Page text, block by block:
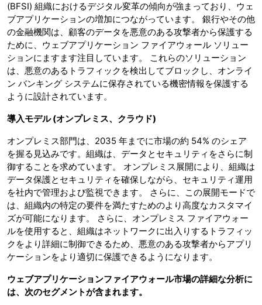
(BFSI) 組織におけるデジタル変革の傾向が強まっており、ウェ
ブアプリケーションの増加につながっています。 銀行やその他
の金融機関は、顧客のデータを悪意のある攻撃者から保護する
ために、ウェブアプリケーション ファイアウォール ソリュー
ションにますます注目しています。 これらのソリューション
は、悪意のあるトラフィックを検出してブロックし、オンライ
ン バンキング システムに保存されている機密情報を保護する
ように設計されています。
導入モデル(オンプレミス、クラウド)
オンプレミス部門は、2035 年までに市場の約 54% のシェア
を握る見込みです。組織は、データとセキュリティをさらに制
御することを求めています。 オンプレミス展開により、組織は
データ保護とセキュリティを確保しながら、セキュリティ運用
を社内で管理および監視できます。 さらに、この展開モードで
は、組織内の特定の要件を満たすためのより高度なカスタマイ
ズが可能になります。 さらに、オンプレミス ファイアウォー
ルを使用すると、組織はネットワークに出入りするトラフィッ
クをより詳細に制御できるため、悪意のある攻撃者からアプリ
ケーションをより適切に保護できるようになります。
ウェブアプリケーションファイアウォール市場の詳細な分析に
は、次のセグメントが含まれます。